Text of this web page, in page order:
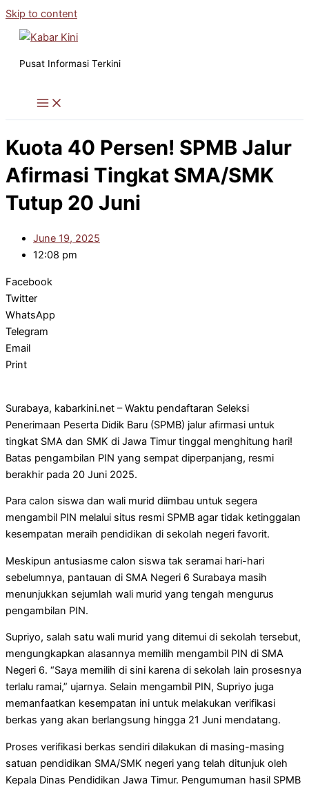
Skip to content
Pusat Informasi Terkini
Kuota 40 Persen! SPMB Jalur
Afirmasi Tingkat SMA/SMK
Tutup 20 Juni
June 19, 2025
12:08 pm
Facebook
Twitter
WhatsApp
Telegram
Email
Print
Surabaya, kabarkini.net – Waktu pendaftaran Seleksi
Penerimaan Peserta Didik Baru (SPMB) jalur afirmasi untuk
tingkat SMA dan SMK di Jawa Timur tinggal menghitung hari!
Batas pengambilan PIN yang sempat diperpanjang, resmi
berakhir pada 20 Juni 2025.
Para calon siswa dan wali murid diimbau untuk segera
mengambil PIN melalui situs resmi SPMB agar tidak ketinggalan
kesempatan meraih pendidikan di sekolah negeri favorit.
Meskipun antusiasme calon siswa tak seramai hari-hari
sebelumnya, pantauan di SMA Negeri 6 Surabaya masih
menunjukkan sejumlah wali murid yang tengah mengurus
pengambilan PIN.
Supriyo, salah satu wali murid yang ditemui di sekolah tersebut,
mengungkapkan alasannya memilih mengambil PIN di SMA
Negeri 6. “Saya memilih di sini karena di sekolah lain prosesnya
terlalu ramai,” ujarnya. Selain mengambil PIN, Supriyo juga
memanfaatkan kesempatan ini untuk melakukan verifikasi
berkas yang akan berlangsung hingga 21 Juni mendatang.
Proses verifikasi berkas sendiri dilakukan di masing-masing
satuan pendidikan SMA/SMK negeri yang telah ditunjuk oleh
Kepala Dinas Pendidikan Jawa Timur. Pengumuman hasil SPMB